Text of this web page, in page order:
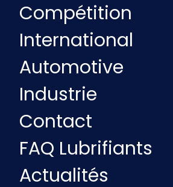
Compétition
International
Automotive
Industrie
Contact
FAQ Lubrifiants
Actualités